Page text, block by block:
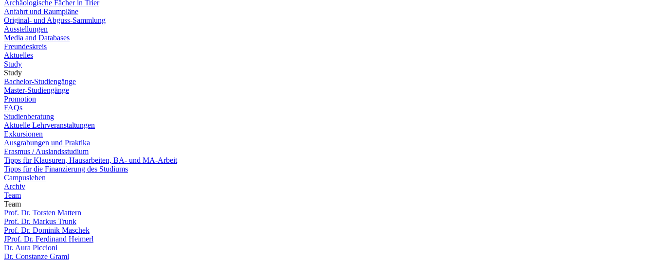
Archäologische Fächer in Trier
Anfahrt und Raumpläne
Original- und Abguss-Sammlung
Ausstellungen
Media and Databases
Freundeskreis
Aktuelles
Study
Study
Bachelor-Studiengänge
Master-Studiengänge
Promotion
FAQs
Studienberatung
Aktuelle Lehrveranstaltungen
Exkursionen
Ausgrabungen und Praktika
Erasmus / Auslandsstudium
Tipps für Klausuren, Hausarbeiten, BA- und MA-Arbeit
Tipps für die Finanzierung des Studiums
Campusleben
Archiv
Team
Team
Prof. Dr. Torsten Mattern
Prof. Dr. Markus Trunk
Prof. Dr. Dominik Maschek
JProf. Dr. Ferdinand Heimerl
Dr. Aura Piccioni
Dr. Constanze Graml